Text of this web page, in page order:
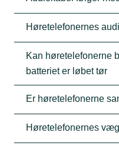
Høretelefonernes
Kan høretelefonerne
batteriet er løbet tør
Er høretelefonerne
Høretelefonernes